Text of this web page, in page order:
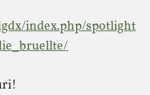
index.php/spotlight